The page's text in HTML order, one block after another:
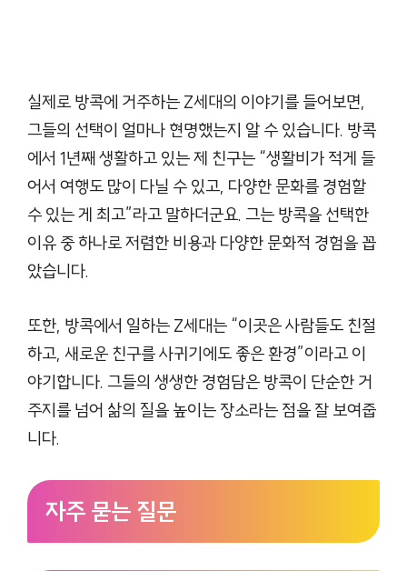
실제로 방콕에 거주하는 Z세대의 이야기를 들어보면,
그들의 선택이 얼마나 현명했는지 알 수 있습니다. 방콕
에서 1년째 생활하고 있는 제 친구는 “생활비가 적게 들
어서 여행도 많이 다닐 수 있고, 다양한 문화를 경험할
수 있는 게 최고”라고 말하더군요. 그는 방콕을 선택한
이유 중 하나로 저렴한 비용과 다양한 문화적 경험을 꼽
았습니다.
또한, 방콕에서 일하는 Z세대는 “이곳은 사람들도 친절
하고, 새로운 친구를 사귀기에도 좋은 환경”이라고 이
야기합니다. 그들의 생생한 경험담은 방콕이 단순한 거
주지를 넘어 삶의 질을 높이는 장소라는 점을 잘 보여줍
니다.
자주 묻는 질문